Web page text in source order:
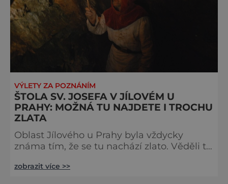
VÝLETY ZA POZNÁNÍM
ŠTOLA SV. JOSEFA V JÍLOVÉM U
PRAHY: MOŽNÁ TU NAJDETE I TROCHU
ZLATA
Oblast Jílového u Prahy byla vždycky
známa tím, že se tu nachází zlato. Věděli to
Josefa. Štolu pak najdeme zakreslenou i na
zobrazit více >>